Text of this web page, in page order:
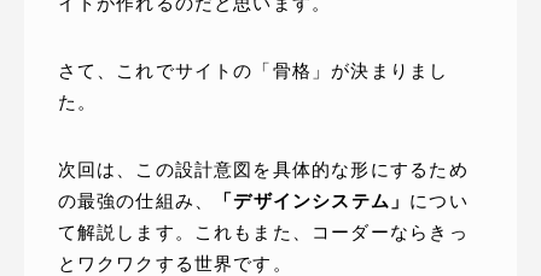
さて、これでサイトの「骨格」が決まりまし
た。
次回は、この設計意図を具体的な形にするため
の最強の仕組み、
「デザインシステム」 につい
て解説します。これもまた、コーダーならきっ
とワクワクする世界です。